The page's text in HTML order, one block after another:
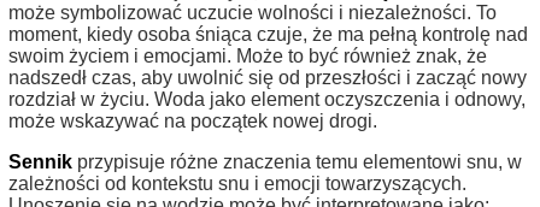
może symbolizować uczucie wolności i niezależności. To
moment, kiedy osoba śniąca czuje, że ma pełną kontrolę nad
swoim życiem i emocjami. Może to być również znak, że
nadszedł czas, aby uwolnić się od przeszłości i zacząć nowy
rozdział w życiu. Woda jako element oczyszczenia i odnowy,
może wskazywać na początek nowej drogi.
Sennik przypisuje różne znaczenia temu elementowi snu, w
zależności od kontekstu snu i emocji towarzyszących.